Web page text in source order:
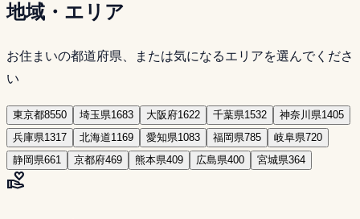
地域・エリア
お住まいの都道府県、または気になるエリアを選んでくださ
い
東京都8550 埼玉県1683 大阪府1622 千葉県1532 神奈川県1405
兵庫県1317 北海道1169 愛知県1083 福岡県785 岐阜県720
静岡県661 京都府469 熊本県409 広島県400 宮城県364
volunteer_activism